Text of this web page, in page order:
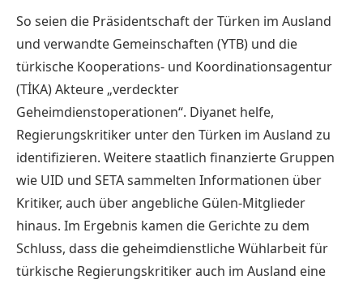
So seien die Präsidentschaft der Türken im Ausland
und verwandte Gemeinschaften (YTB) und die
türkische Kooperations- und Koordinationsagentur
(TİKA) Akteure „verdeckter
Geheimdienstoperationen“. Diyanet helfe,
Regierungskritiker unter den Türken im Ausland zu
identifizieren. Weitere staatlich finanzierte Gruppen
wie UID und SETA sammelten Informationen über
Kritiker, auch über angebliche Gülen-Mitglieder
hinaus. Im Ergebnis kamen die Gerichte zu dem
Schluss, dass die geheimdienstliche Wühlarbeit für
türkische Regierungskritiker auch im Ausland eine